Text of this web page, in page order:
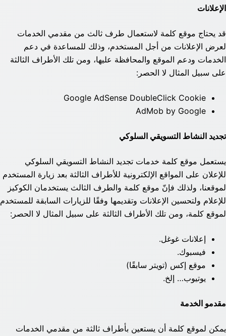
الإعلانات
قد يحتاج موقع كلمة لاستعمال طرف ثالث من مقدمي الخدمات
لعرض الإعلانات من أجل المستخدم، وذلك للمساعدة في دعم
الخدمات ودعم الموقع والمحافظة عليها، ومن تلك الأطراف الثالثة
على سبيل المثال لا الحصر:
Google AdSense DoubleClick Cookie
AdMob by Google
تجديد النشاط التسويقي السلوكي
يستعمل موقع كلمة خدمات تجديد النشاط التسويقي السلوكي
للإعلان على المواقع الإلكترونية للأطراف الثالثة بعد زيارة المستخدم
لموقعنا، ولذلك فإنّ موقع كلمة والطرف الثالث يستخدمان الكوكيز
للإعلام ولتحسين الإعلانات وتقديمها وفقًا للزيارات السابقة للمستخدم
لموقع كلمة، ومن تلك الأطراف الثالثة على سبيل المثال لا الحصر:
إعلانات غوغل.
فيسبوك.
موقع إكس (تويتر سابقًا)
يوتيوب… إلخ.
مقدمو الخدمة
يمكن لموقع كلمة أن يستعين بأطراف ثالثة من مقدمي الخدمات